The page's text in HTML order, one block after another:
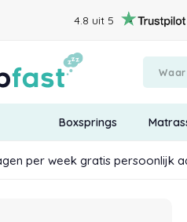
4.8 uit 5
Boxsprings
per week gratis persoonlijk